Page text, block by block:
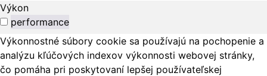
Výkon
performance
Výkonnostné súbory cookie sa používajú na pochopenie a
analýzu kľúčových indexov výkonnosti webovej stránky,
čo pomáha pri poskytovaní lepšej používateľskej